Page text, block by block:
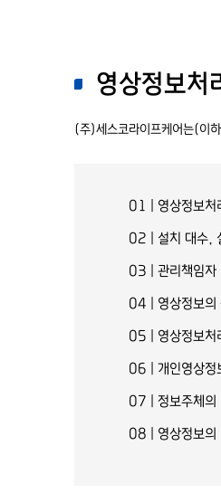
영상정보처
(주)세스코라이프케어는(이
01 | 영상정보처
02 | 설치 대수,
03 | 관리책임자
04 | 영상정보의
05 | 영상정보처
06 | 개인영상정
07 | 정보주체의
08 | 영상정보의